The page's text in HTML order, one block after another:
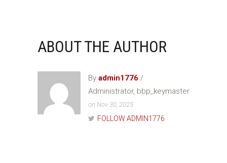
ABOUT THE AUTHOR
By admin1776 /
Administrator, bbp_keymaster
on Nov 30, 2025
FOLLOW ADMIN1776